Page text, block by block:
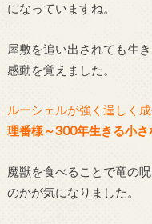
になっていますね。
屋敷を追い出されても生
感動を覚えました。
ルーシェルが強く逞しく
理番様～300年生きる小さ
魔獣を食べることで竜の
のかが気になりました。